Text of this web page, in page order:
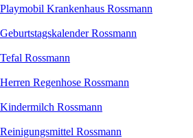
Playmobil Krankenhaus Rossmann
Geburtstagskalender Rossmann
Tefal Rossmann
Herren Regenhose Rossmann
Kindermilch Rossmann
Reinigungsmittel Rossmann